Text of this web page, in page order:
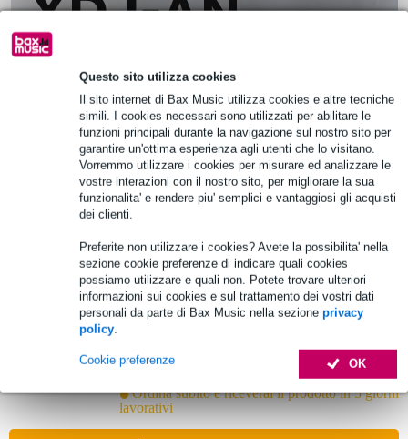
Questo sito utilizza cookies
Il sito internet di Bax Music utilizza cookies e altre tecniche
simili. I cookies necessari sono utilizzati per abilitare le
funzioni principali durante la navigazione sul nostro sito per
garantire un'ottima esperienza agli utenti che lo visitano.
Vorremmo utilizzare i cookies per misurare ed analizzare le
vostre interazioni con il nostro sito, per migliorare la sua
funzionalita' e rendere piu' semplici e vantaggiosi gli acquisti
dei clienti.
Preferite non utilizzare i cookies? Avete la possibilita' nella
sezione cookie preferenze di indicare quali cookies
possiamo utilizzare e quali non. Potete trovare ulteriori
informazioni sui cookies e sul trattamento dei vostri dati
personali da parte di Bax Music nella sezione privacy
policy.
OK
Cookie preferenze
93 Valutazioni
Yamaha Stagepas 400BT Set with Fitness
Headset
Prezzo consigliato 1.320,00 €
Ordina subito e riceverai il prodotto in 5 giorni
lavorativi